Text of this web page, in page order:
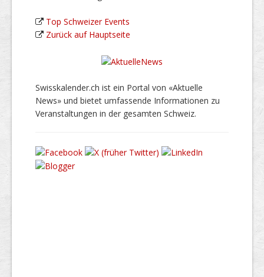
Top Schweizer Events
Zurück auf Hauptseite
Swisskalender.ch ist ein Portal von «Aktuelle
News» und bietet umfassende Informationen zu
Veranstaltungen in der gesamten Schweiz.